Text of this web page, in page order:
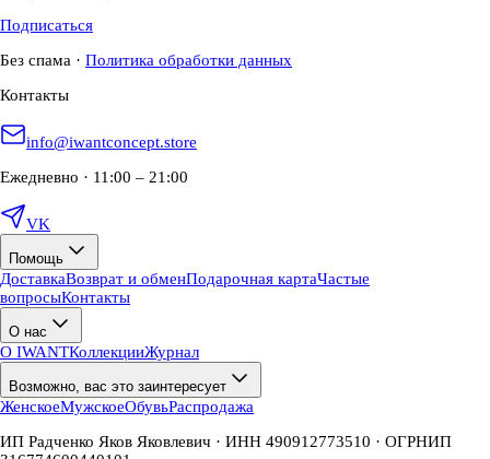
Подписаться
Без спама · Политика обработки данных
Контакты
info@iwantconcept.store
Ежедневно · 11:00 – 21:00
VK
Помощь
ДоставкаВозврат и обменПодарочная картаЧастые
вопросыКонтакты
О нас
О IWANTКоллекцииЖурнал
Возможно, вас это заинтересует
ЖенскоеМужскоеОбувьРаспродажа
ИП Радченко Яков Яковлевич · ИНН 490912773510 · ОГРНИП